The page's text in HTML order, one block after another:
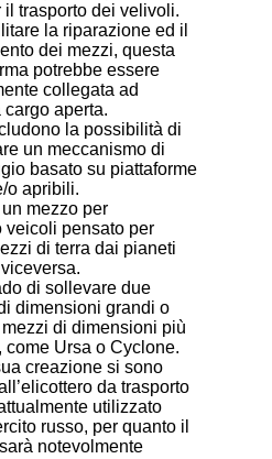
il trasporto dei velivoli.
la riparazione ed il
dei mezzi, questa
potrebbe essere
collegata ad
cargo aperta.
la possibilità di
un meccanismo di
basato su piattaforme
o apribili.
mezzo per
veicoli pensato per
di terra dai pianeti
di sollevare due
dimensioni grandi o
di dimensioni più
come Ursa o Cyclone.
creazione si sono
da trasporto
utilizzato
russo, per quanto il
notevolmente